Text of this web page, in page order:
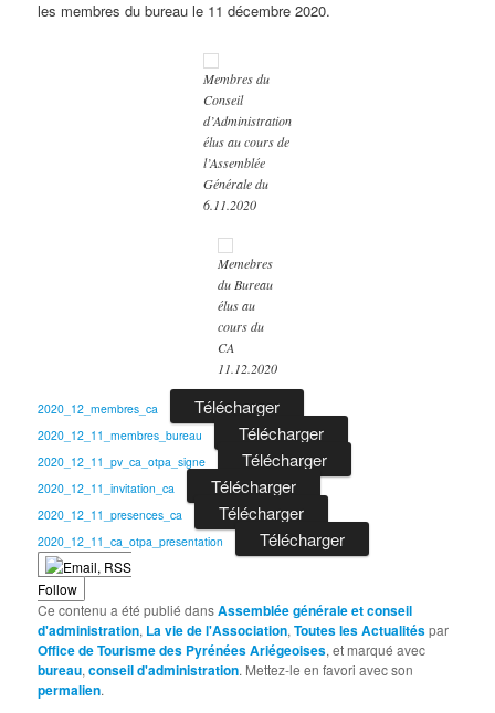
les membres du bureau le 11 décembre 2020.
Membres du
Conseil
d’Administration
élus au cours de
l’Assemblée
Générale du
6.11.2020
Memebres
du Bureau
élus au
cours du
CA
11.12.2020
2020_12_membres_ca Télécharger
2020_12_11_membres_bureau Télécharger
2020_12_11_pv_ca_otpa_signe Télécharger
2020_12_11_invitation_ca Télécharger
2020_12_11_presences_ca Télécharger
2020_12_11_ca_otpa_presentation Télécharger
Follow
Ce contenu a été publié dansAssemblée générale et conseil
d'administration, La vie de l'Association,Toutes les Actualitéspar
Office de Tourisme des Pyrénées Ariégeoises, et marqué avec
bureau,conseil d'administration. Mettez-le en favori avec son
permalien.